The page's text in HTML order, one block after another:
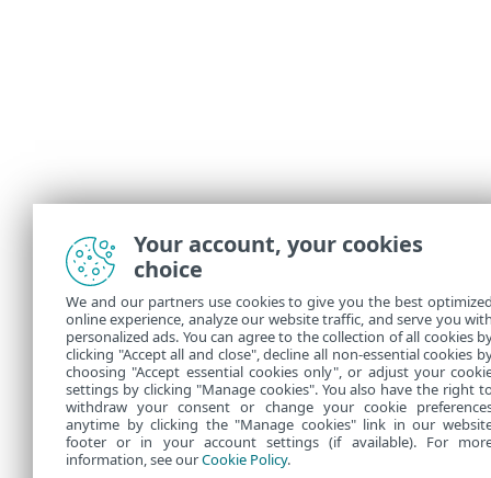
Your account, your cookies
choice
We and our partners use cookies to give you the best
online experience, analyze our website traffic, and serve you
personalized ads. You can agree to the collection of all cookies
clicking "Accept all and close", decline all non-essential cookies
choosing "Accept essential cookies only", or adjust your
settings by clicking "Manage cookies". You also have the right
withdraw your consent or change your cookie
anytime by clicking the "Manage cookies" link in our
footer or in your account settings (if available). For
information, see ourCookie Policy.